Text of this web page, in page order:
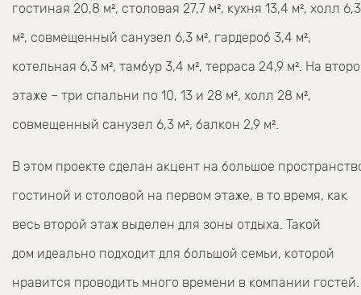
гостиная 20,8 м², столовая 27,7 м², кухня 13,4 м², холл 6,3
м², совмещенный санузел 6,3 м², гардероб 3,4 м²,
котельная 6,3 м², тамбур 3,4 м², терраса 24,9 м². На
этаже – три спальни по 10, 13 и 28 м², холл 28 м²,
совмещенный санузел 6,3 м², балкон 2,9 м².
В этом проекте сделан акцент на большое
гостиной и столовой на первом этаже, в то время, как
весь второй этаж выделен для зоны отдыха. Такой
дом идеально подходит для большой семьи, которой
нравится проводить много времени в компании гостей.